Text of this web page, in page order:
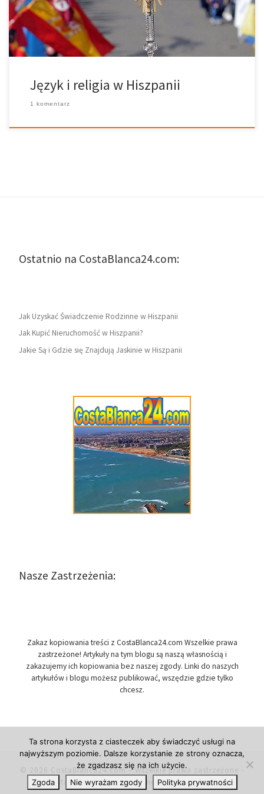
euskera/ baskijski, w Kraju Basków • walencjański, w Walencji • […]
Język i religia w Hiszpanii
1 komentarz
Ostatnio na CostaBlanca24.com:
Jak Uzyskać Świadczenie Rodzinne w Hiszpanii
Jak Kupić Nieruchomość w Hiszpanii?
Jakie Są i Gdzie się Znajdują Jaskinie w Hiszpanii
Nasze Zastrzeżenia:
Zakaz kopiowania treści z CostaBlanca24.com Wszelkie prawa
zastrzeżone! Artykuły na tym blogu są naszą własnością i
zakazujemy ich kopiowania bez naszej zgody. Linki do naszych
artykułów i blogu możesz publikować, wszędzie gdzie tylko
chcesz.
© 2026 CostaBlanca24.com– Wszelkie prawa zastrzeżone -
Costa Blanca w Hiszpanii, newsy i informacje.
Ta strona korzysta z ciasteczek aby świadczyć usługi na
najwyższym poziomie. Dalsze korzystanie ze strony oznacza,
że zgadzasz się na ich użycie.
Zgoda
Nie wyrażam zgody Polityka prywatności